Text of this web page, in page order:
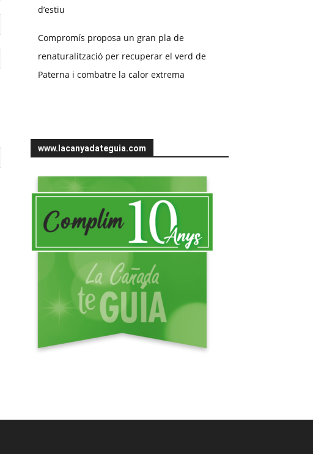
d’estiu
Compromís proposa un gran pla de
renaturalització per recuperar el verd de
Paterna i combatre la calor extrema
www.lacanyadateguia.com